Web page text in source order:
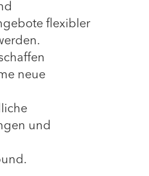
flexibler
neue
und